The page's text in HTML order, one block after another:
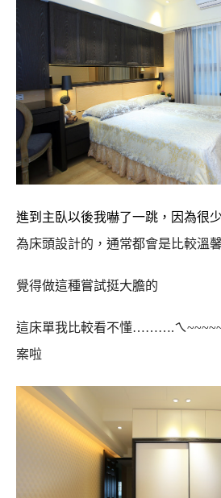
進到主臥以後我嚇了一跳，因為很
為床頭設計的，通常都會是比較溫
覺得做這種嘗試挺大膽的
這床單我比較看不懂……….ㄟ
案啦